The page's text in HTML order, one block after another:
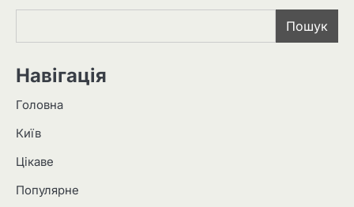
Пошук
Навігація
Головна
Київ
Цікаве
Популярне